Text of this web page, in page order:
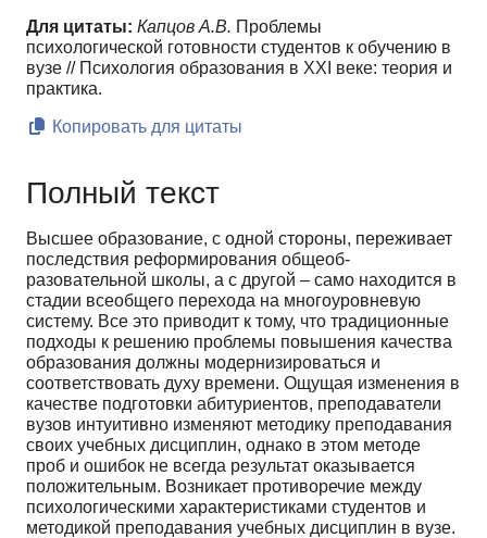
Для цитаты: Капцов А.В. Проблемы
психологической готовности студентов к обучению в
вузе // Психология образования в XXI веке: теория и
практика.
Копировать для цитаты
Полный текст
Высшее образование, с одной стороны, переживает
последствия реформирования общеоб­
разовательной школы, а с другой – само находится в
стадии всеобщего перехода на многоуровне­вую
систему. Все это приводит к тому, что традиционные
подходы к решению проблемы повыше­ния качества
образования должны модернизироваться и
соответствовать духу времени. Ощущая изменения в
качестве подготовки абитуриентов, преподаватели
вузов интуитивно изменяют мето­дику преподавания
своих учебных дисциплин, однако в этом методе
проб и ошибок не всегда ре­зультат оказывается
положительным. Возникает противоречие между
психологическими характе­ристиками студентов и
методикой преподавания учебных дисциплин в вузе.